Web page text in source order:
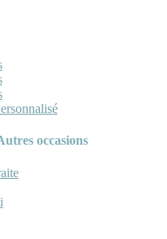
occasions